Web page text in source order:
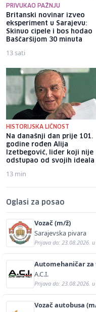
PRIVUKAO PAŽNJU
Britanski novinar izveo
eksperiment u Sarajevu:
Skinuo cipele i bos hodao
Baščaršijom 30 minuta
13 sati
HISTORIJSKA LIČNOST
Na današnji dan prije 101.
godine rođen Alija
Izetbegović, lider koji nije
odstupao od svojih ideala
13 min
Oglasi za posao
Vozač (m/ž)
Sarajevska pivara
Prijava do: 23.08.2026.
Automehaničar
A.C.I.
Prijava do: 23.08.2026.
Vozač autobusa